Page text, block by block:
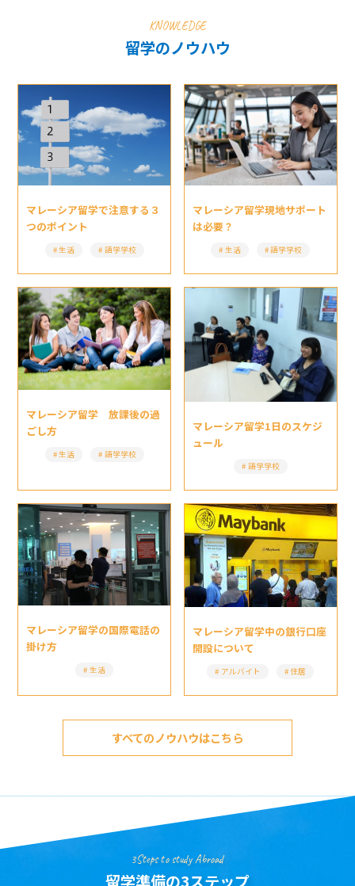
KNOWLEDGE
留学のノウハウ
マレーシア留学で注意する３
つのポイント
生活 語学学校
マレーシア留学現地サポート
は必要？
生活 語学学校
マレーシア留学 放課後の過
ごし方
生活 語学学校
マレーシア留学1日のスケジ
ュール
語学学校
マレーシア留学の国際電話の
掛け方
生活
マレーシア留学中の銀行口座
開設について
アルバイト 住居
すべてのノウハウはこちら
3Steps to study Abroad
留学準備の3ステップ